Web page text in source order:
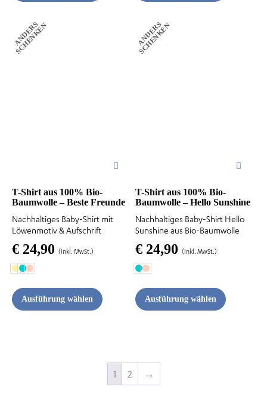
A
N
D
E
R
S
S
C
H
E
N
K
E
N
T-Shirt aus 100% Bio-
Baumwolle – Beste Freunde
Nachhaltiges Baby-Shirt mit
Löwenmotiv & Aufschrift
€ 24,90 (inkl. MwSt.)
Ausführung wählen
Dieses
Produkt
der
Produktseite
gewählt
werden
A
N
D
E
R
S
S
C
H
E
N
K
E
N
T-Shirt aus 100% Bio-
Baumwolle – Hello Sunshine
Nachhaltiges Baby-Shirt Hello
Sunshine aus Bio-Baumwolle
€24,90 (inkl. MwSt.)
Ausführung wählen
Dieses
Produkt
der
Produktseite
gewählt
werden
1 2 →